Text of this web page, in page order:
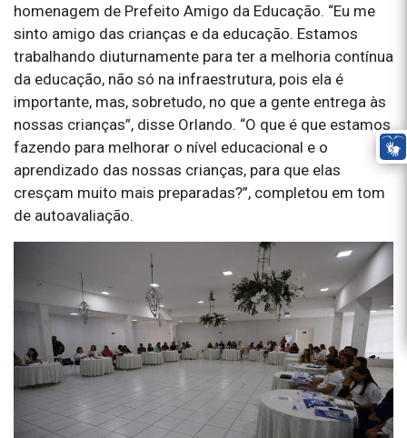
homenagem de Prefeito Amigo da Educação. “Eu me
sinto amigo das crianças e da educação. Estamos
trabalhando diuturnamente para ter a melhoria contínua
da educação, não só na infraestrutura, pois ela é
importante, mas, sobretudo, no que a gente entrega às
nossas crianças”, disse Orlando. “O que é que estamos
fazendo para melhorar o nível educacional e o
aprendizado das nossas crianças, para que elas
cresçam muito mais preparadas?”, completou em tom
de autoavaliação.